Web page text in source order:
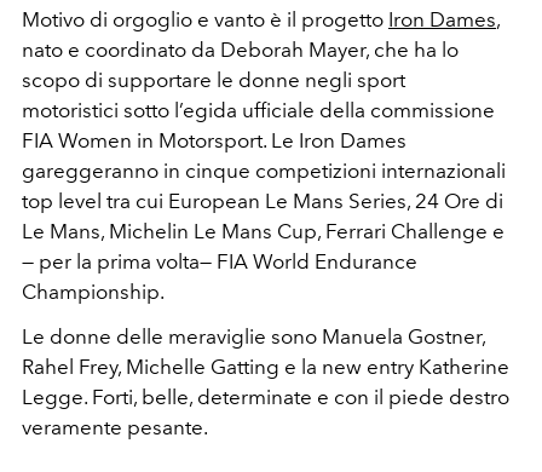
Motivo di orgoglio e vanto è il progetto Iron Dames,
nato e coordinato da Deborah Mayer, che ha lo
scopo di supportare le donne negli sport
motoristici sotto l’egida ufficiale della commissione
FIA Women in Motorsport. Le Iron Dames
gareggeranno in cinque competizioni internazionali
top level tra cui European Le Mans Series, 24 Ore di
Le Mans, Michelin Le Mans Cup, Ferrari Challenge e
— per la prima volta— FIA World Endurance
Championship.
Le donne delle meraviglie sono Manuela Gostner,
Rahel Frey, Michelle Gatting e la new entry Katherine
Legge. Forti, belle, determinate e con il piede destro
veramente pesante.